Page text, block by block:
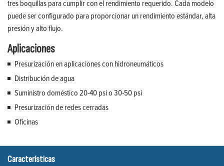
tres boquillas para cumplir con el rendimiento requerido. Cada modelo
puede ser configurado para proporcionar un rendimiento estándar, alta
presión y alto flujo.
Aplicaciones
Presurización en aplicaciones con hidroneumáticos
Distribución de agua
Suministro doméstico 20-40 psi o 30-50 psi
Presurización de redes cerradas
Oficinas
Características